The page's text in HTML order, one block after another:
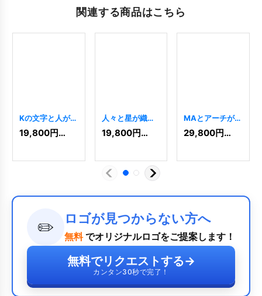
関連する商品はこちら
Kの文字と人が織
りなす成長と輝
きのロゴ
19,800円(税込)
人々と星が織り
なす躍動の調和
ロゴ[ 11118]
19,800円(税込)
MAとアーチが織
りなす輝きの成
長ロゴ [11044
29,800円(税込)
✏️ ロゴが見つからない方へ
無料 でオリジナルロゴをご提案します！
無料でリクエストする→
カンタン30秒で完了！